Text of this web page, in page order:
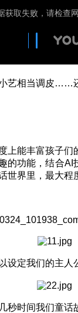
艺相当调皮……
上能丰富孩子们
的功能，结合AI
世界里，最大
设定我们的主人
秒时间我们童话